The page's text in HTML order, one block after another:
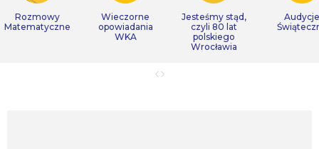
Rozmowy
Matematyczne
Wieczorne
opowiadania
WKA
Jesteśmy stąd,
czyli 80 lat
polskiego
Wrocławia
Audycje